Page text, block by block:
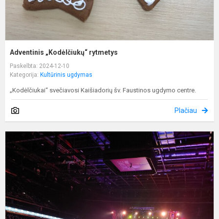
Adventinis „Kodėlčiukų“ rytmetys
Paskelbta: 2024-12-10
Kategorija: Kultūrinis ugdymas
„Kodėlčiukai“ svečiavosi Kaišiadorių šv. Faustinos ugdymo centre.
Plačiau